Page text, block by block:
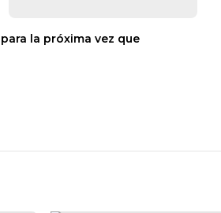
la próxima vez que